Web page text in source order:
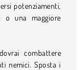
potenziamenti,
o una maggiore
combattere
nemici. Sposta i